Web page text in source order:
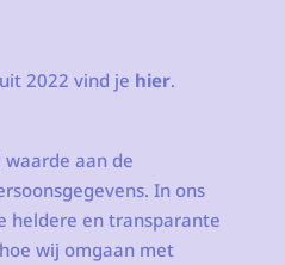
2022 vind je hier.
aan de
In ons
heldere en transparante
wij omgaan met